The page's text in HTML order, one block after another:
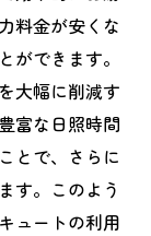
料金が安くな
ができます。
大幅に削減す
富な日照時間
とで、さらに
す。このよう
ュートの利用